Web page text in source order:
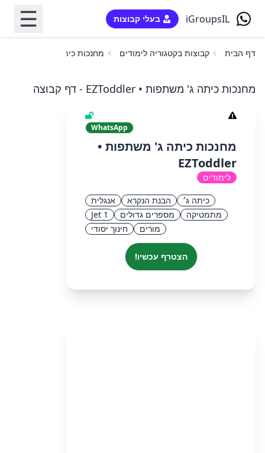
iGroupsIL בעלי קבוצות ☰
דף הבית קבוצות בקטגוריה לימודים מחנכות כיתה ג' משתפות • EZToddler
מחנכות כיתה ג' משתפות • EZToddler - דף קבוצה
WhatsApp
מחנכות כיתה ג' משתפות •
EZToddler
לימודים
כיתה ג׳ הבנת הנקרא
אנגלית
מתמטיקה
מספרים גדולים
Jet 1
מורים
חינוך יסודי
הצטרף עכשיו!